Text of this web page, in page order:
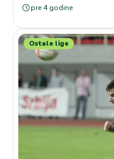
pre 4 godine
Ostale lige